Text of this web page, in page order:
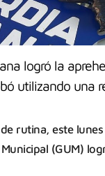
logró la
utilizando una
rutina, este
(GUM)